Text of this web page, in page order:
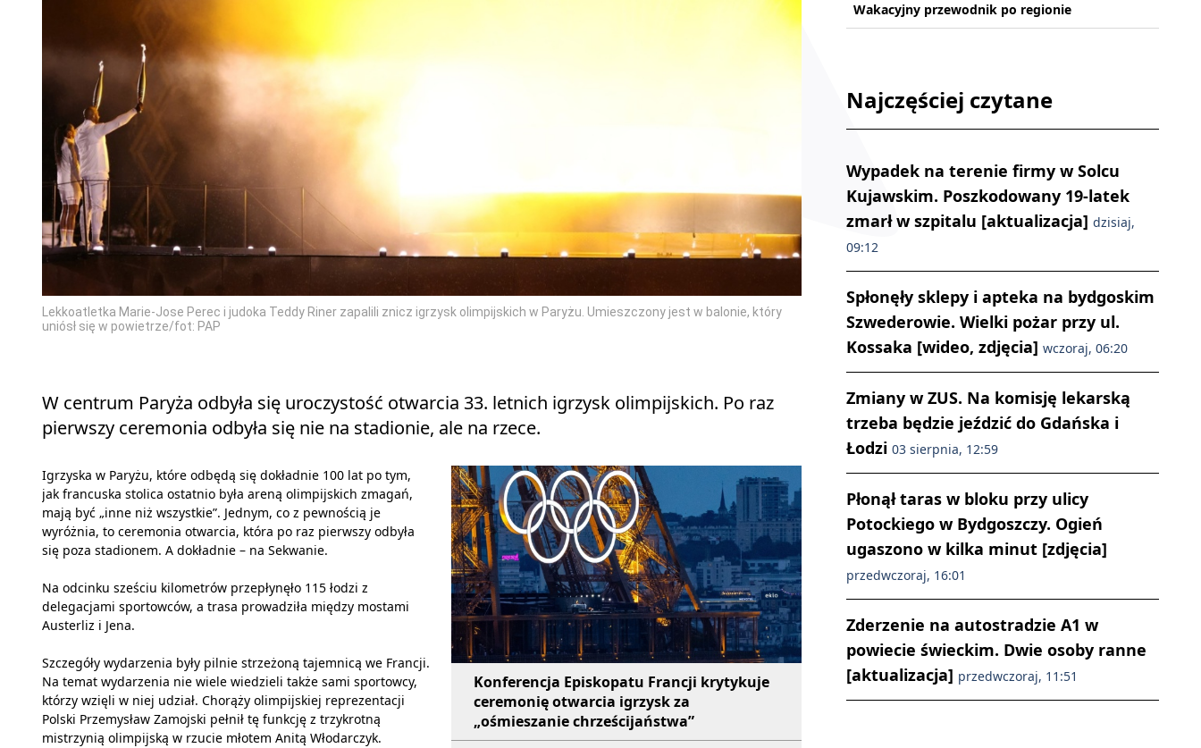
Lekkoatletka Marie-Jose Perec i judoka Teddy Riner zapalili znicz igrzysk olimpijskich w Paryżu. Umieszczony jest w balonie, który
uniósł się w powietrze/fot: PAP
W centrum Paryża odbyła się uroczystość otwarcia 33. letnich igrzysk olimpijskich. Po raz
pierwszy ceremonia odbyła się nie na stadionie, ale na rzece.
Konferencja Episkopatu Francji krytykuje
ceremonię otwarcia igrzysk za
„ośmieszanie chrześcijaństwa”
Igrzyska w Paryżu, które odbędą się dokładnie 100 lat po tym,
jak francuska stolica ostatnio była areną olimpijskich zmagań,
mają być „inne niż wszystkie”. Jednym, co z pewnością je
wyróżnia, to ceremonia otwarcia, która po raz pierwszy odbyła
się poza stadionem. A dokładnie – na Sekwanie.
Na odcinku sześciu kilometrów przepłynęło 115 łodzi z
delegacjami sportowców, a trasa prowadziła między mostami
Austerliz i Jena.
Szczegóły wydarzenia były pilnie strzeżoną tajemnicą we Francji.
Na temat wydarzenia nie wiele wiedzieli także sami sportowcy,
którzy wzięli w niej udział. Chorąży olimpijskiej reprezentacji
Polski Przemysław Zamojski pełnił tę funkcję z trzykrotną
mistrzynią olimpijską w rzucie młotem Anitą Włodarczyk.
Wakacyjny przewodnik po regionie
Najczęściej czytane
Wypadek na terenie firmy w Solcu
Kujawskim. Poszkodowany 19-latek
zmarł w szpitalu [aktualizacja] dzisiaj,
09:12
Spłonęły sklepy i apteka na bydgoskim
Szwederowie. Wielki pożar przy ul.
Kossaka [wideo, zdjęcia] wczoraj, 06:20
Zmiany w ZUS. Na komisję lekarską
trzeba będzie jeździć do Gdańska i
Łodzi 03 sierpnia, 12:59
Płonął taras w bloku przy ulicy
Potockiego w Bydgoszczy. Ogień
ugaszono w kilka minut [zdjęcia]
przedwczoraj, 16:01
Zderzenie na autostradzie A1 w
powiecie świeckim. Dwie osoby ranne
[aktualizacja] przedwczoraj, 11:51